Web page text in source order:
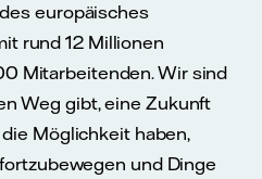
europäisches
rund 12 Millionen
Mitarbeitenden. Wir sind
Weg gibt, eine Zukunft
Möglichkeit haben,
und Dinge